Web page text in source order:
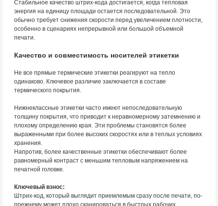
Стабильное качество штрих-кода достигается, когда тепловая
энергия на единицу площади остается последовательной. Это
обычно требует снижения скорости перед увеличением плотности,
особенно в сценариях непрерывной или большой объемной
печати.
Качество и совместимость носителей этикетки
Не все прямые термические этикетки реагируют на тепло
одинаково. Ключевое различие заключается в составе
термического покрытия.
Нижнеклассные этикетки часто имеют непоследовательную
толщину покрытия, что приводит к неравномерному затемнению и
плохому определению края. Эти проблемы становятся более
выраженными при более высоких скоростях или в теплых условиях
хранения.
Напротив, более качественные этикетки обеспечивают более
равномерный контраст с меньшим тепловым напряжением на
печатной головке.
Ключевый взнос:
Штрих-код, который выглядит приемлемым сразу после печати, по-
прежнему может плохо сканироваться в быстрых рабочих